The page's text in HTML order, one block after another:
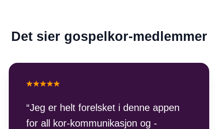
Det sier gospelkor-medlemmer
“Jeg er helt forelsket i denne appen
for all kor-kommunikasjon og -